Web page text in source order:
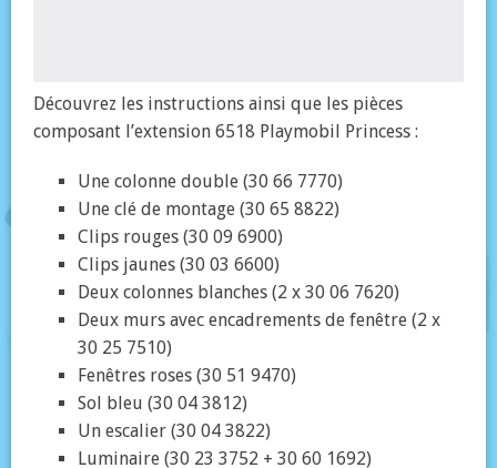
Découvrez les instructions ainsi que les pièces
composant l’extension 6518 Playmobil Princess :
Une colonne double (30 66 7770)
Une clé de montage (30 65 8822)
Clips rouges (30 09 6900)
Clips jaunes (30 03 6600)
Deux colonnes blanches (2 x 30 06 7620)
Deux murs avec encadrements de fenêtre (2 x
30 25 7510)
Fenêtres roses (30 51 9470)
Sol bleu (30 04 3812)
Un escalier (30 04 3822)
Luminaire (30 23 3752 + 30 60 1692)